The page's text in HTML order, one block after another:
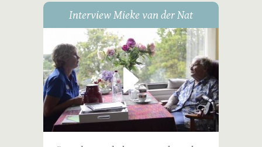
Interview Mieke van der Nat